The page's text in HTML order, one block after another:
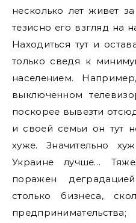
несколько лет живет
тезисно его взгляд на
Находиться тут и
только сведя к
населением.
выключенном
поскорее вывезти
и своей семьи он тут
хуже. Значительно
Украине лучше…
поражен
столько бизнеса,